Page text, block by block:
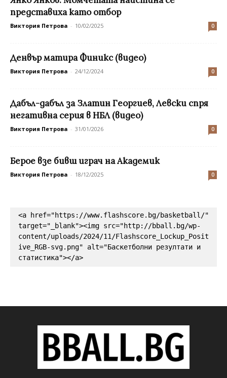
представиха като отбор
Виктория Петрова - 10/02/2025 0
Денвър матира Финикс (видео)
Виктория Петрова - 24/12/2024 0
Дабъл-дабъл за Златин Георгиев, Левски спря
негативна серия в НБЛ (видео)
Виктория Петрова - 31/01/2026 0
Берое взе бивш играч на Академик
Виктория Петрова - 18/12/2025 0
<a href="https://www.flashscore.bg/basketball/"
target="_blank"><img src="http://bball.bg/wp-
content/uploads/2024/11/Flashscore_Lockup_Posit
ive_RGB-svg.png" alt="Баскетболни резултати и
статистика"></a>